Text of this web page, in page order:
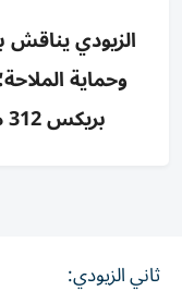
الزيودي يناقش
وحماية
بريكس 312 مليار$ في 2025 بنمو 28.5%
ثاني الزيودي: